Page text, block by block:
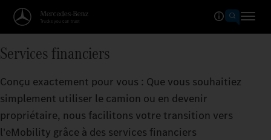
Services financiers
Conçu exactement pour vous : Que vous souhaitiez
simplement utiliser le camion ou en devenir
propriétaire, nous facilitons votre transition vers
l'eMobility grâce à des services financiers